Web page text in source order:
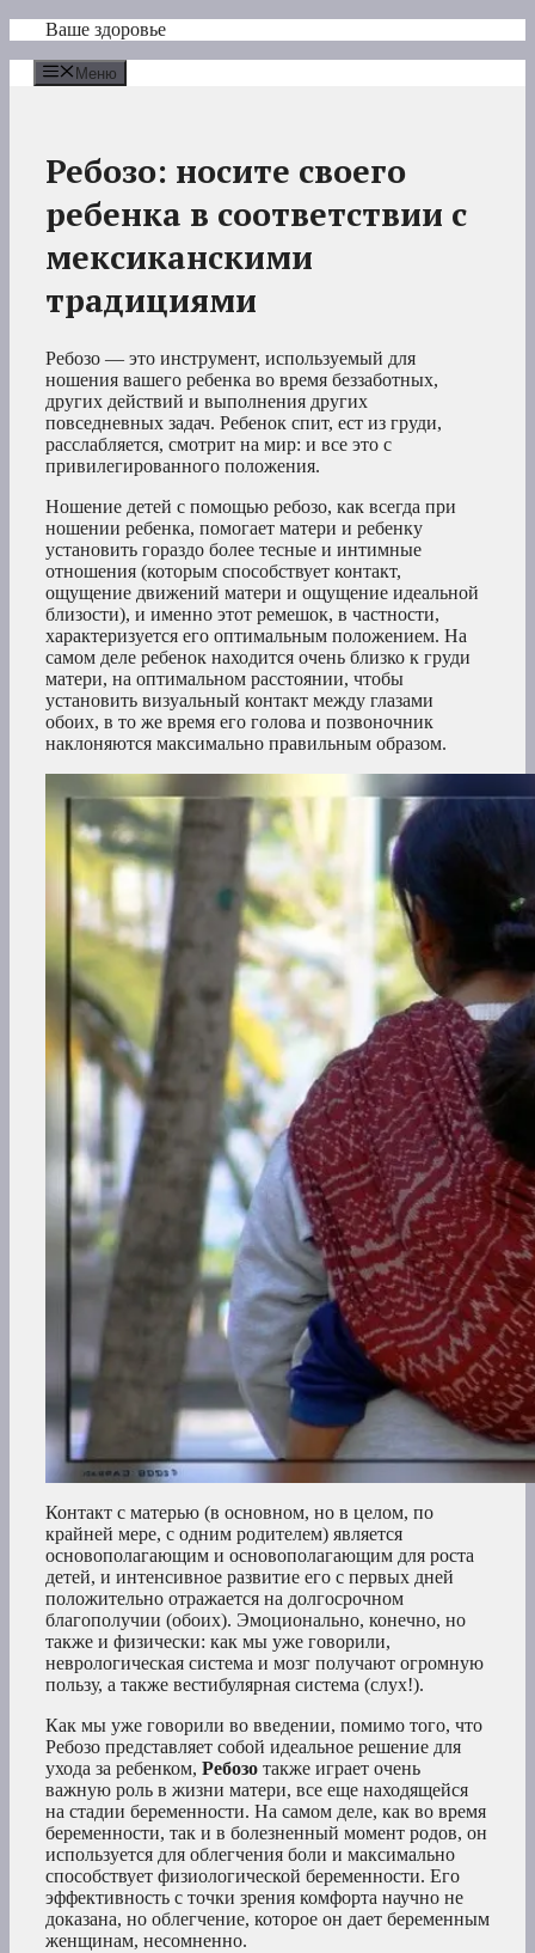
Перейти
содержимому
Ваше здоровье
Меню
Ребозо: носите своего
ребенка в соответствии с
мексиканскими
традициями
Ребозо — это инструмент, используемый для
ношения вашего ребенка во время беззаботных,
других действий и выполнения других
повседневных задач. Ребенок спит, ест из груди,
расслабляется, смотрит на мир: и все это с
привилегированного положения.
Ношение детей с помощью ребозо, как всегда при
ношении ребенка, помогает матери и ребенку
установить гораздо более тесные и интимные
отношения (которым способствует контакт,
ощущение движений матери и ощущение идеальной
близости), и именно этот ремешок, в частности,
характеризуется его оптимальным положением. На
самом деле ребенок находится очень близко к груди
матери, на оптимальном расстоянии, чтобы
установить визуальный контакт между глазами
обоих, в то же время его голова и позвоночник
наклоняются максимально правильным образом.
Контакт с матерью (в основном, но в целом, по
крайней мере, с одним родителем) является
основополагающим и основополагающим для роста
детей, и интенсивное развитие его с первых дней
положительно отражается на долгосрочном
благополучии (обоих). Эмоционально, конечно, но
также и физически: как мы уже говорили,
неврологическая система и мозг получают огромную
пользу, а также вестибулярная система (слух!).
Как мы уже говорили во введении, помимо того, что
Ребозо представляет собой идеальное решение для
ухода за ребенком, Ребозо также играет очень
важную роль в жизни матери, все еще находящейся
на стадии беременности. На самом деле, как во время
беременности, так и в болезненный момент родов, он
используется для облегчения боли и максимально
способствует физиологической беременности. Его
эффективность с точки зрения комфорта научно не
доказана, но облегчение, которое он дает беременным
женщинам, несомненно.